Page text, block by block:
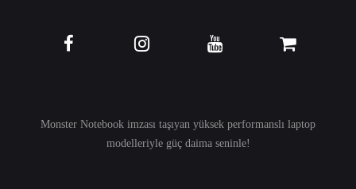
Monster Notebook imzası taşıyan yüksek performanslı laptop
modelleriyle güç daima seninle!